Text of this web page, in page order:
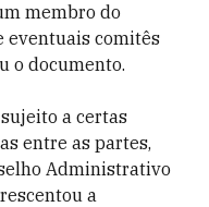
membro do
eventuais comitês
o documento.
a certas
entre as partes,
Administrativo
a